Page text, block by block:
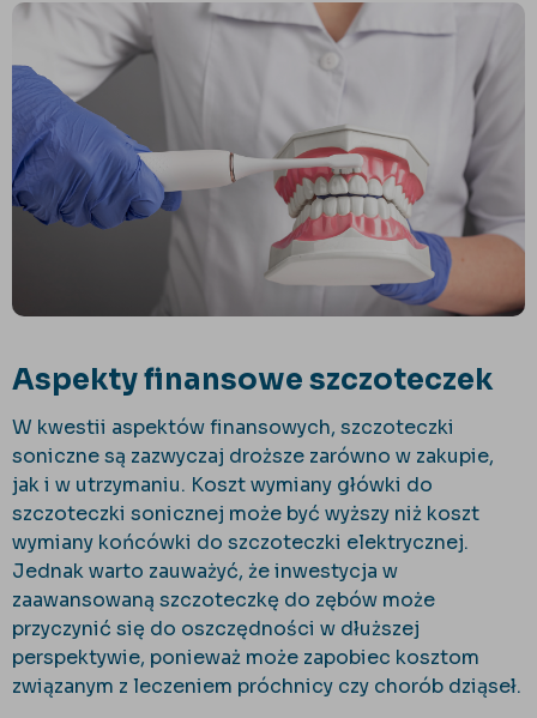
Aspekty finansowe szczoteczek
W kwestii aspektów finansowych, szczoteczki
soniczne są zazwyczaj droższe zarówno w zakupie,
jak i w utrzymaniu. Koszt wymiany główki do
szczoteczki sonicznej może być wyższy niż koszt
wymiany końcówki do szczoteczki elektrycznej.
Jednak warto zauważyć, że inwestycja w
zaawansowaną szczoteczkę do zębów może
przyczynić się do oszczędności w dłuższej
perspektywie, ponieważ może zapobiec kosztom
związanym z leczeniem próchnicy czy chorób dziąseł.